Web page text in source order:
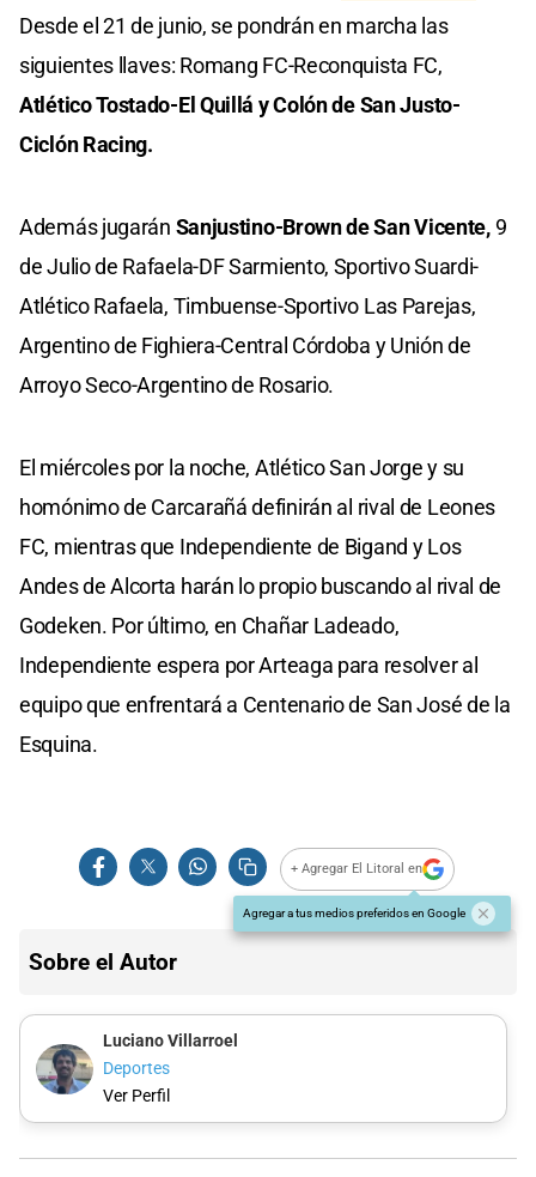
Desde el 21 de junio, se pondrán en marcha las
siguientes llaves: Romang FC-Reconquista FC,
Atlético Tostado-El Quillá y Colón de San Justo-
Ciclón Racing.
Además jugarán Sanjustino-Brown de San Vicente,9
de Julio de Rafaela-DF Sarmiento, Sportivo Suardi-
Atlético Rafaela, Timbuense-Sportivo Las Parejas,
Argentino de Fighiera-Central Córdoba y Unión de
Arroyo Seco-Argentino de Rosario.
El miércoles por la noche, Atlético San Jorge y su
homónimo de Carcarañá definirán al rival de Leones
FC, mientras que Independiente de Bigand y Los
Andes de Alcorta harán lo propio buscando al rival de
Godeken. Por último, en Chañar Ladeado,
Independiente espera por Arteaga para resolver al
equipo que enfrentará a Centenario de San José de la
Esquina.
+ Agregar El Litoral en
Agregar a tus medios preferidos en Google
Sobre el Autor
Luciano Villarroel
Deportes
Ver Perfil